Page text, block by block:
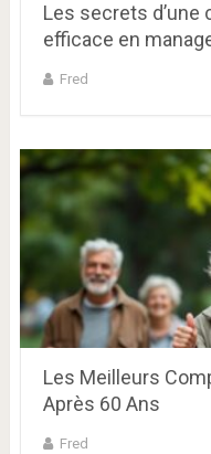
Les secrets
efficace en
Fred
Les Meilleurs
Après 60 Ans
Fred